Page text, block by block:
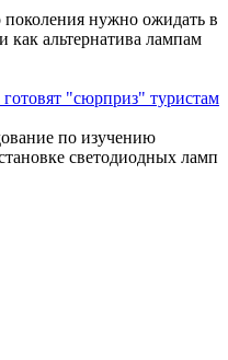
нужно ожидать в
альтернатива лампам
"сюрприз" туристам
по изучению
светодиодных ламп